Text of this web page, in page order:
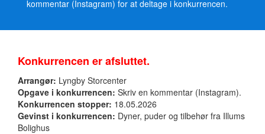
kommentar (Instagram) for at deltage i konkurrencen.
Konkurrencen er afsluttet.
Arrangør: Lyngby Storcenter
Opgave i konkurrencen: Skriv en kommentar (Instagram).
Konkurrencen stopper: 18.05.2026
Gevinst i konkurrencen: Dyner, puder og tilbehør fra Illums
Bolighus